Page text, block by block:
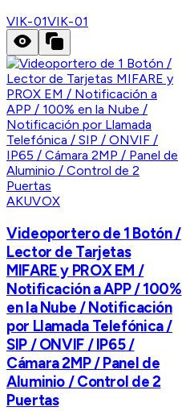
VIK-01VIK-01
AKUVOX
Videoportero de 1 Botón /
Lector de Tarjetas
MIFARE y PROX EM /
Notificación a APP / 100%
en la Nube / Notificación
por Llamada Telefónica /
SIP / ONVIF / IP65 /
Cámara 2MP / Panel de
Aluminio / Control de 2
Puertas